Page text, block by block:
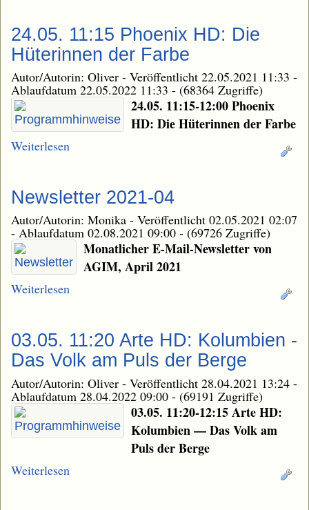
24.05. 11:15 Phoenix HD: Die
Hüterinnen der Farbe
Autor/Autorin: Oliver - Veröffentlicht 22.05.2021 11:33 -
Ablaufdatum 22.05.2022 11:33 - (68364 Zugriffe)
24.05. 11:15-12:00 Phoenix
HD: Die Hüterinnen der Farbe
Weiterlesen
Newsletter 2021-04
Autor/Autorin: Monika - Veröffentlicht 02.05.2021 02:07
- Ablaufdatum 02.08.2021 09:00 - (69726 Zugriffe)
Monatlicher E-Mail-Newsletter von
AGIM, April 2021
Weiterlesen
03.05. 11:20 Arte HD: Kolumbien -
Das Volk am Puls der Berge
Autor/Autorin: Oliver - Veröffentlicht 28.04.2021 13:24 -
Ablaufdatum 28.04.2022 09:00 - (69191 Zugriffe)
03.05. 11:20-12:15 Arte HD:
Kolumbien — Das Volk am
Puls der Berge
Weiterlesen